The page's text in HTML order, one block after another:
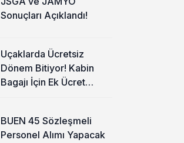
Sonuçları Açıklandı!
Uçaklarda Ücretsiz
Dönem Bitiyor! Kabin
Bagajı İçin Ek Ücret
BUEN 45 Sözleşmeli
Personel Alımı Yapacak